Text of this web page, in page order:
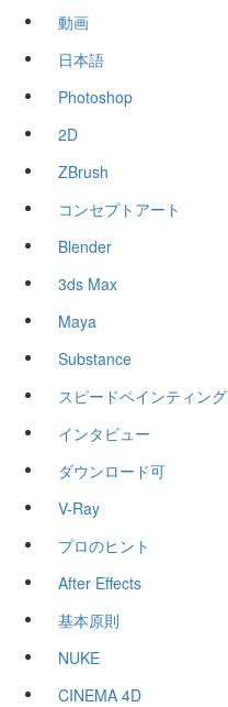
動画
日本語
Photoshop
2D
ZBrush
コンセプトアート
Blender
3ds Max
Maya
Substance
スピードペインティング
インタビュー
ダウンロード可
V-Ray
プロのヒント
After Effects
基本原則
NUKE
CINEMA 4D